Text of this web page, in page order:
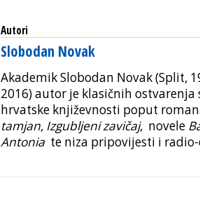
Autori
Slobodan Novak
Akademik Slobodan Novak (Split,
2016) autor je klasičnih ostvarenja
hrvatske književnosti poput
tamjan, Izgubljeni zavičaj, novele
Antonia te niza pripovijesti i